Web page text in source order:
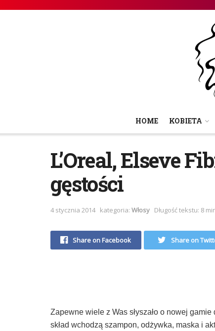
HOME KOBIETA
L’Oreal, Elseve
gęstości
4 stycznia 2014 kategoria: Włosy Długość tekstu: 8
Share on Facebook Share on
Zapewne wiele z Was słyszało o nowej
skład wchodzą szampon, odżywka, maska i